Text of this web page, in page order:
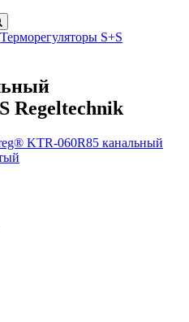
Терморегуляторы S+S
Regeltechnik